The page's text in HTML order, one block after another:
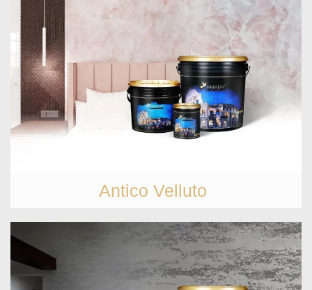
Antico Velluto